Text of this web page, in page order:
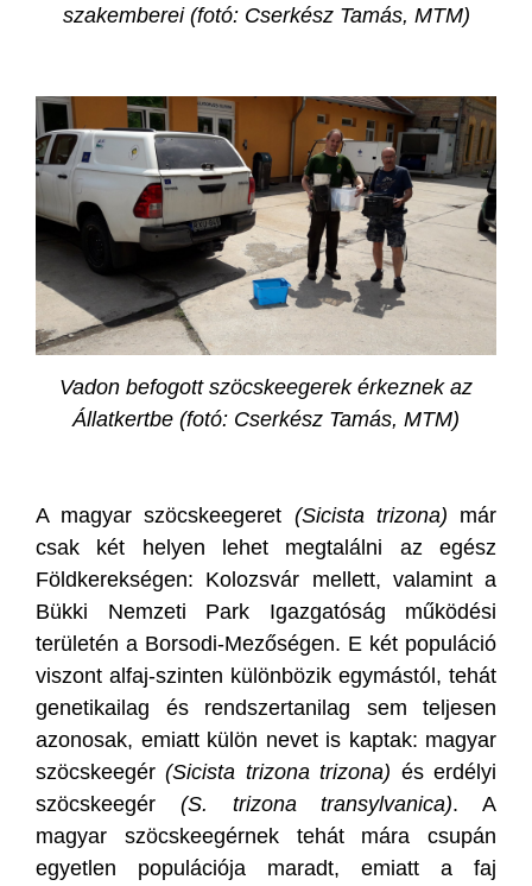
szakemberei (fotó: Cserkész Tamás, MTM)
Vadon befogott szöcskeegerek érkeznek az
Állatkertbe (fotó: Cserkész Tamás, MTM)
A magyar szöcskeegeret (Sicista trizona) már
csak két helyen lehet megtalálni az egész
Földkerekségen: Kolozsvár mellett, valamint a
Bükki Nemzeti Park Igazgatóság működési
területén a Borsodi-Mezőségen. E két populáció
viszont alfaj-szinten különbözik egymástól, tehát
genetikailag és rendszertanilag sem teljesen
azonosak, emiatt külön nevet is kaptak: magyar
szöcskeegér(Sicista trizona trizona) és erdélyi
szöcskeegér (S. trizona transylvanica). A
magyar szöcskeegérnek tehát mára csupán
egyetlen populációja maradt, emiatt a faj